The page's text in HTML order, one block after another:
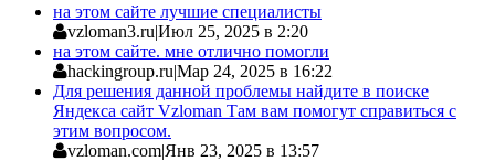
на этом сайте лучшие специалисты
vzloman3.ru|Июл 25, 2025 в 2:20
на этом сайте. мне отлично помогли
hackingroup.ru|Мар 24, 2025 в 16:22
Для решения данной проблемы найдите в поиске
Яндекса сайт Vzloman Там вам помогут справиться с
этим вопросом.
vzloman.com|Янв 23, 2025 в 13:57